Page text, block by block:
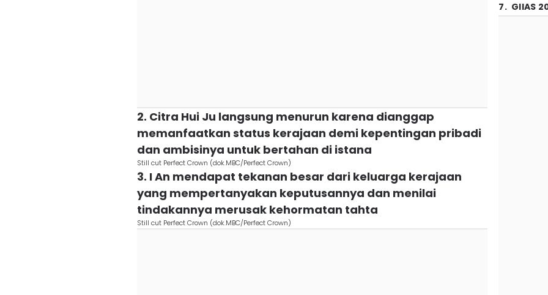
2. Citra Hui Ju langsung menurun karena dianggap
memanfaatkan status kerajaan demi kepentingan pribadi
dan ambisinya untuk bertahan di istana
Still cut Perfect Crown (dok.MBC/Perfect Crown)
3. I An mendapat tekanan besar dari keluarga kerajaan
yang mempertanyakan keputusannya dan menilai
tindakannya merusak kehormatan tahta
Still cut Perfect Crown (dok.MBC/Perfect Crown)
7. GIIAS